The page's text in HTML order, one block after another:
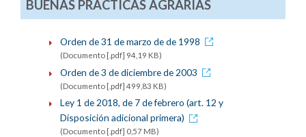
BUENAS PRÁCTICAS AGRARIAS
Orden de 31 de marzo de de 1998
(Documento [.pdf] 94,19 KB)
Orden de 3 de diciembre de 2003
(Documento [.pdf] 499,83 KB)
Ley 1 de 2018, de 7 de febrero (art. 12 y
Disposición adicional primera)
(Documento [.pdf] 0,57 MB)